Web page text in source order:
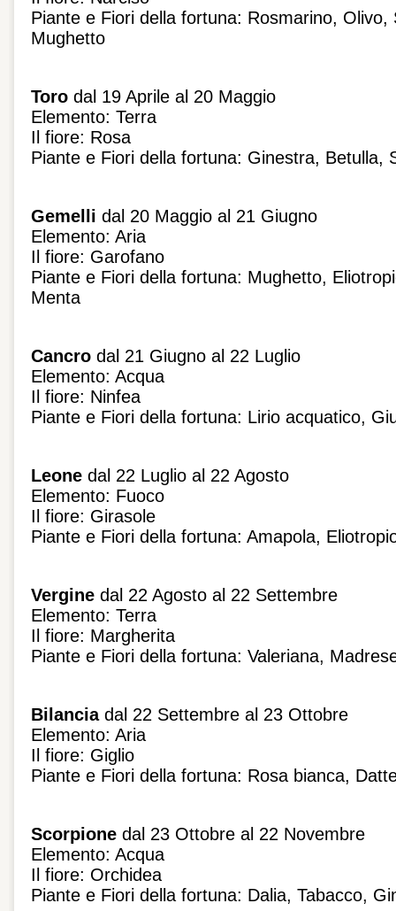
Piante e Fiori della fortuna: Rosmarino, Olivo,
Mughetto
Toro dal 19 Aprile al 20 Maggio
Elemento: Terra
Il fiore: Rosa
Piante e Fiori della fortuna: Ginestra, Betulla,
Gemelli dal 20 Maggio al 21 Giugno
Elemento: Aria
Il fiore: Garofano
Piante e Fiori della fortuna: Mughetto,
Menta
Cancro dal 21 Giugno al 22 Luglio
Elemento: Acqua
Il fiore: Ninfea
Piante e Fiori della fortuna: Lirio acquatico,
Leone dal 22 Luglio al 22 Agosto
Elemento: Fuoco
Il fiore: Girasole
Piante e Fiori della fortuna: Amapola,
Vergine dal 22 Agosto al 22 Settembre
Elemento: Terra
Il fiore: Margherita
Piante e Fiori della fortuna: Valeriana,
Bilanciadal 22 Settembre al 23 Ottobre
Elemento: Aria
Il fiore: Giglio
Piante e Fiori della fortuna: Rosa bianca,
Scorpione dal 23 Ottobre al 22 Novembre
Elemento: Acqua
Il fiore: Orchidea
Piante e Fiori della fortuna: Dalia, Tabacco,